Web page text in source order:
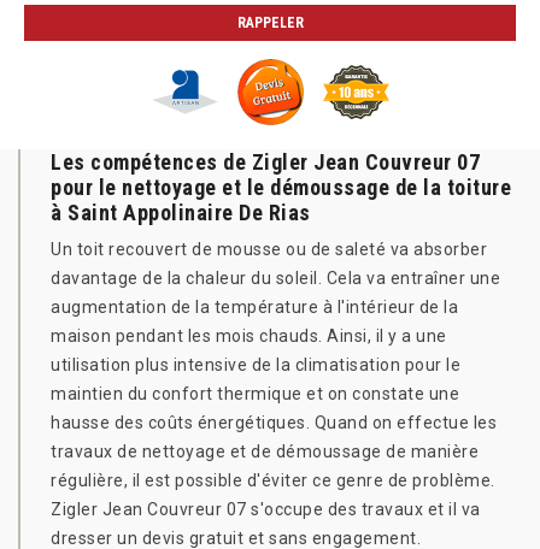
Les compétences de Zigler Jean Couvreur 07
pour le nettoyage et le démoussage de la toiture
à Saint Appolinaire De Rias
Un toit recouvert de mousse ou de saleté va absorber
davantage de la chaleur du soleil. Cela va entraîner une
augmentation de la température à l'intérieur de la
maison pendant les mois chauds. Ainsi, il y a une
utilisation plus intensive de la climatisation pour le
maintien du confort thermique et on constate une
hausse des coûts énergétiques. Quand on effectue les
travaux de nettoyage et de démoussage de manière
régulière, il est possible d'éviter ce genre de problème.
Zigler Jean Couvreur 07 s'occupe des travaux et il va
dresser un devis gratuit et sans engagement.